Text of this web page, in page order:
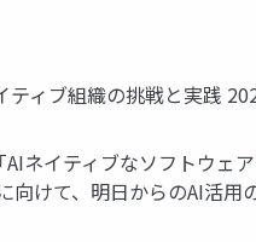
ティブ組織の挑戦と実践
ネイティブなソフトウェ
向けて、明日からのAI活